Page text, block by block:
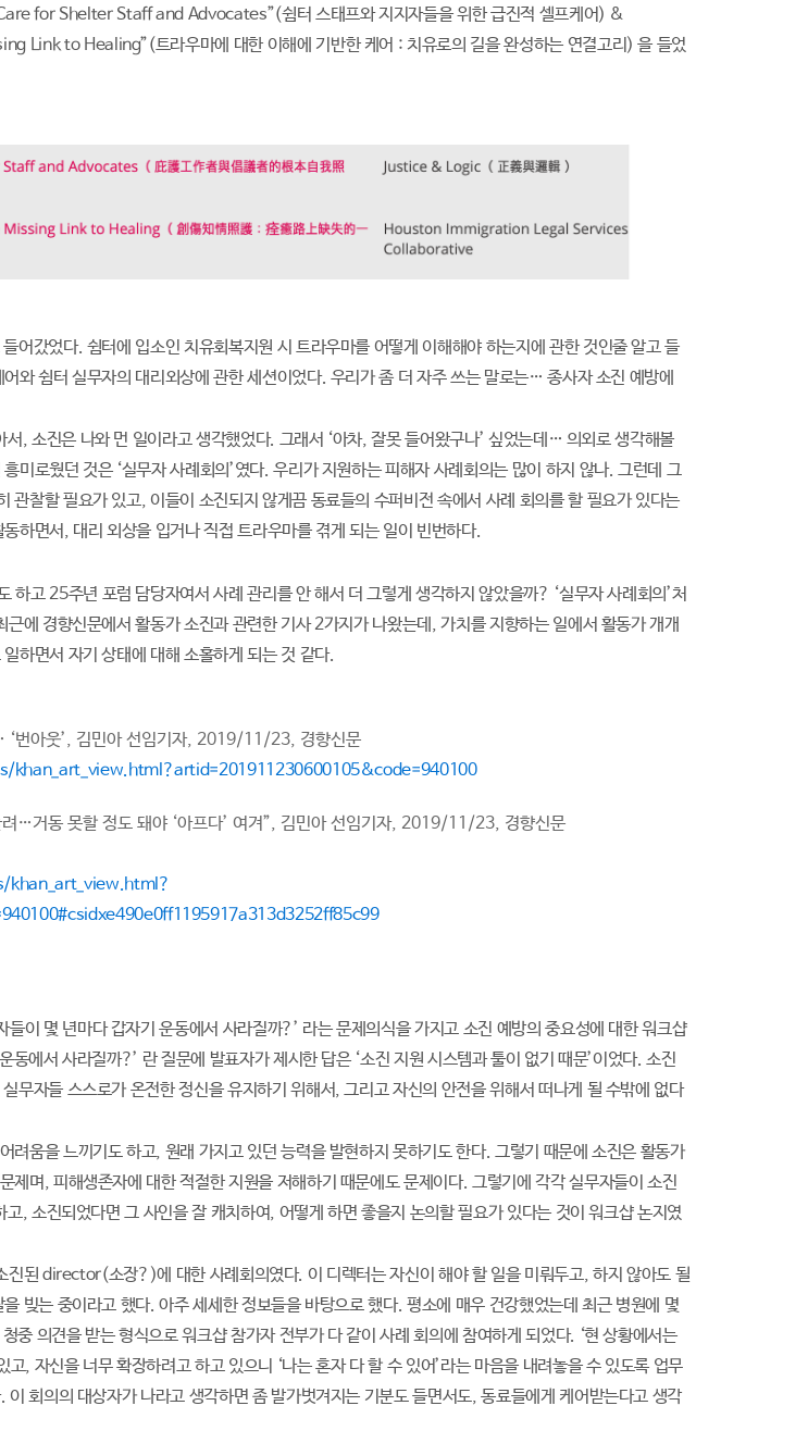
for Shelter Staff and Advocates”(쉼터 스태프와 지지자들을 위한 급진적 셀프케어) &
Link to Healing”(트라우마에 대한 이해에 기반한 케어 : 치유로의 길을 완성하는 연결고리) 을 들었
어갔었다. 쉼터에 입소인 치유회복지원 시 트라우마를 어떻게 이해해야 하는지에 관한 것인줄 알고 들
와 쉼터 실무자의 대리외상에 관한 세션이었다. 우리가 좀 더 자주 쓰는 말로는… 종사자 소진 예방에
서, 소진은 나와 먼 일이라고 생각했었다. 그래서 ‘아차, 잘못 들어왔구나’ 싶었는데… 의외로 생각해볼
미로웠던 것은 ‘실무자 사례회의’였다. 우리가 지원하는 피해자 사례회의는 많이 하지 않나. 그런데 그
관찰할 필요가 있고, 이들이 소진되지 않게끔 동료들의 수퍼비전 속에서 사례 회의를 할 필요가 있다는
하면서, 대리 외상을 입거나 직접 트라우마를 겪게 되는 일이 빈번하다.
하고 25주년 포럼 담당자여서 사례 관리를 안 해서 더 그렇게 생각하지 않았을까? ‘실무자 사례회의’처
에 경향신문에서 활동가 소진과 관련한 기사 2가지가 나왔는데, 가치를 지향하는 일에서 활동가 개개
하면서 자기 상태에 대해 소홀하게 되는 것 같다.
‘번아웃’, 김민아 선임기자, 2019/11/23, 경향신문
…거동 못할 정도 돼야 ‘아프다’ 여겨”, 김민아 선임기자, 2019/11/23, 경향신문
들이 몇 년마다 갑자기 운동에서 사라질까?’ 라는 문제의식을 가지고 소진 예방의 중요성에 대한 워크샵
동에서 사라질까?’ 란 질문에 발표자가 제시한 답은 ‘소진 지원 시스템과 툴이 없기 때문’이었다. 소진
무자들 스스로가 온전한 정신을 유지하기 위해서, 그리고 자신의 안전을 위해서 떠나게 될 수밖에 없다
려움을 느끼기도 하고, 원래 가지고 있던 능력을 발현하지 못하기도 한다. 그렇기 때문에 소진은 활동가
제며, 피해생존자에 대한 적절한 지원을 저해하기 때문에도 문제이다. 그렇기에 각각 실무자들이 소진
, 소진되었다면 그 사인을 잘 캐치하여, 어떻게 하면 좋을지 논의할 필요가 있다는 것이 워크샵 논지였
진된 director(소장?)에 대한 사례회의였다. 이 디렉터는 자신이 해야 할 일을 미뤄두고, 하지 않아도 될
빚는 중이라고 했다. 아주 세세한 정보들을 바탕으로 했다. 평소에 매우 건강했었는데 최근 병원에 몇
중 의견을 받는 형식으로 워크샵 참가자 전부가 다 같이 사례 회의에 참여하게 되었다. ‘현 상황에서는
, 자신을 너무 확장하려고 하고 있으니 ‘나는 혼자 다 할 수 있어’라는 마음을 내려놓을 수 있도록 업무
이 회의의 대상자가 나라고 생각하면 좀 발가벗겨지는 기분도 들면서도, 동료들에게 케어받는다고 생각